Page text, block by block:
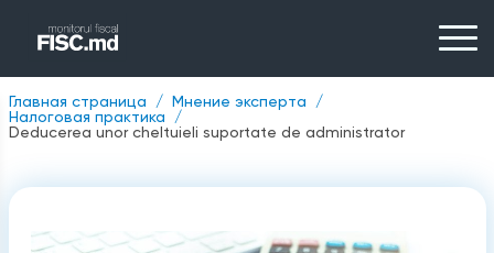
Главная страница
Мнение эксперта
Налоговая практика
Deducerea unor cheltuieli suportate de administrator